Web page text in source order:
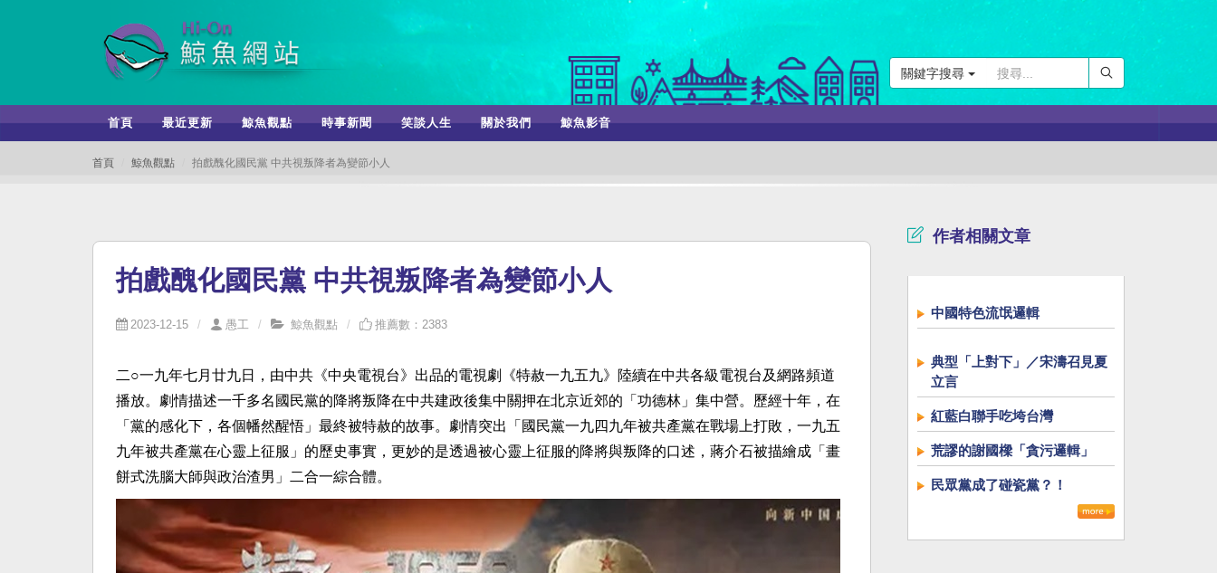
關鍵字搜尋
首頁 最近更新 鯨魚觀點 時事新聞 笑談人生 關於我們 鯨魚影音
首頁 鯨魚觀點 拍戲醜化國民黨 中共視叛降者為變節小人
拍戲醜化國民黨 中共視叛降者為變節小人
2023-12-15 愚工 鯨魚觀點 推薦數：2383
二○一九年七月廿九日，由中共《中央電視台》出品的電視劇《特赦一九五九》陸續在中共各級電視台及網路頻道
播放。劇情描述一千多名國民黨的降將叛降在中共建政後集中關押在北京近郊的「功德林」集中營。歷經十年，在
「黨的感化下，各個幡然醒悟」最終被特赦的故事。劇情突出「國民黨一九四九年被共產黨在戰場上打敗，一九五
九年被共產黨在心靈上征服」的歷史事實，更妙的是透過被心靈上征服的降將與叛降的口述，蔣介石被描繪成「畫
餅式洗腦大師與政治渣男」二合一綜合體。
作者相關文章
中國特色流氓邏輯
典型「上對下」／宋濤召見夏
立言
紅藍白聯手吃垮台灣
荒謬的謝國樑「貪污邏輯」
民眾黨成了碰瓷黨？！